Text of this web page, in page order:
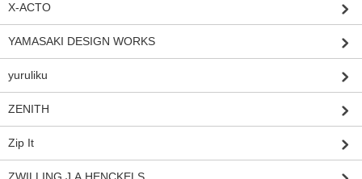
X-ACTO
YAMASAKI DESIGN WORKS
yuruliku
ZENITH
Zip It